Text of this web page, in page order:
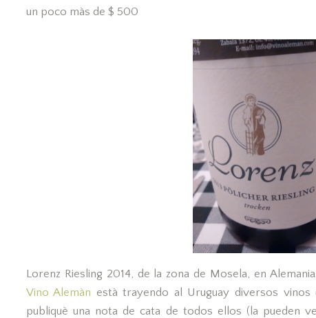
un poco màs de $ 500
Lorenz Riesling 2014, de la zona de Mosela, en
Vino Alemàn està trayendo al Uruguay diversos
publiquè una nota de cata de todos ellos (la pueden